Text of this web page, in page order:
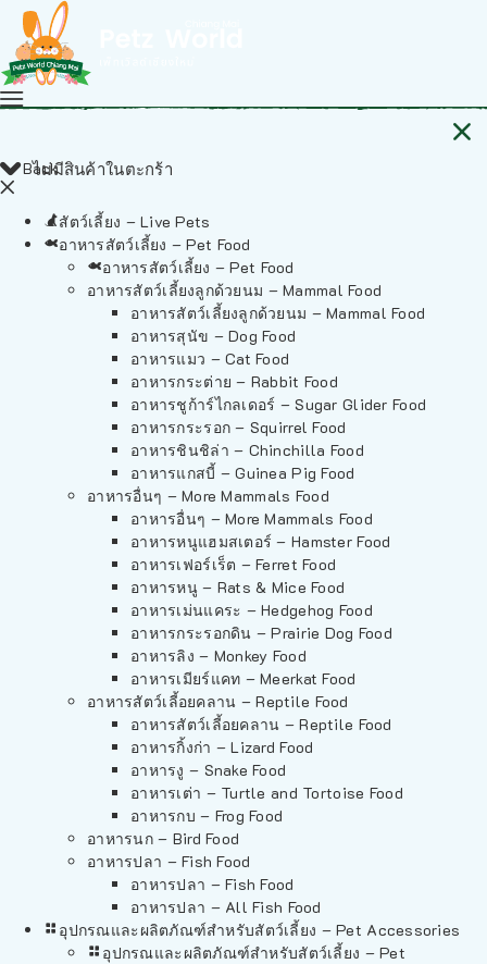
ไม่มีสินค้าในตะกร้า
Back
สัตว์เลี้ยง – Live Pets
อาหารสัตว์เลี้ยง – Pet Food
อาหารสัตว์เลี้ยง – Pet Food
อาหารสัตว์เลี้ยงลูกด้วยนม – Mammal Food
อาหารสัตว์เลี้ยงลูกด้วยนม – Mammal Food
อาหารสุนัข – Dog Food
อาหารแมว – Cat Food
อาหารกระต่าย – Rabbit Food
อาหารชูก้าร์ไกลเดอร์ – Sugar Glider Food
อาหารกระรอก – Squirrel Food
อาหารชินชิล่า – Chinchilla Food
อาหารแกสบี้ – Guinea Pig Food
อาหารอื่นๆ – More Mammals Food
อาหารอื่นๆ – More Mammals Food
อาหารหนูแฮมสเตอร์ – Hamster Food
อาหารเฟอร์เร็ต – Ferret Food
อาหารหนู – Rats & Mice Food
อาหารเม่นแคระ – Hedgehog Food
อาหารกระรอกดิน – Prairie Dog Food
อาหารลิง – Monkey Food
อาหารเมียร์แคท – Meerkat Food
อาหารสัตว์เลี้อยคลาน – Reptile Food
อาหารสัตว์เลี้อยคลาน – Reptile Food
อาหารกิ้งก่า – Lizard Food
อาหารงู – Snake Food
อาหารเต่า – Turtle and Tortoise Food
อาหารกบ – Frog Food
อาหารนก – Bird Food
อาหารปลา – Fish Food
อาหารปลา – Fish Food
อาหารปลา – All Fish Food
อุปกรณและผลิตภัณฑ์สำหรับสัตว์เลี้ยง – Pet Accessories
อุปกรณและผลิตภัณฑ์สำหรับสัตว์เลี้ยง – Pet